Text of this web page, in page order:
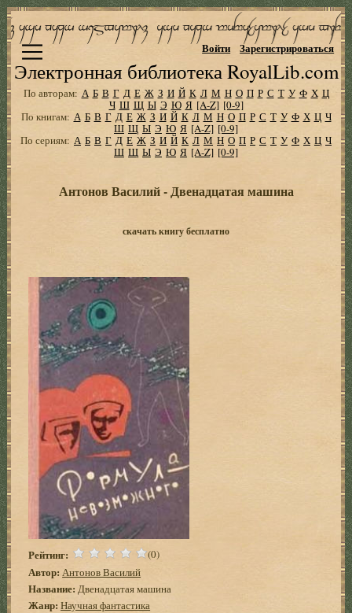
Электронная библиотека RoyalLib.com
Войти Зарегистрироваться
По авторам: А Б В Г Д Е Ж З И Й К Л М Н О П Р С Т У Ф Х Ц
Ч Ш Щ Ы Э Ю Я [A-Z] [0-9]
По книгам: А Б В Г Д Е Ж З И Й К Л М Н О П Р С Т У Ф Х Ц Ч
Ш Щ Ы Э Ю Я [A-Z] [0-9]
По сериям: А Б В Г Д Е Ж З И Й К Л М Н О П Р С Т У Ф Х Ц Ч
Ш Щ Ы Э Ю Я [A-Z] [0-9]
Антонов Василий - Двенадцатая машина
скачать книгу бесплатно
Рейтинг: (0)
Автор: Антонов Василий
Название: Двенадцатая машина
Жанр: Научная фантастика